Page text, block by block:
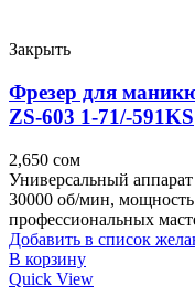
Закрыть
Фрезер для
ZS-603 1-71/-591KS
2,650 сом
Универсальный
30000 об/мин,
профессиональных
Добавить в список
В корзину
Quick View